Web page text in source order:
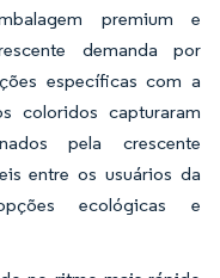
premium e
demanda por
específicas com a
coloridos capturaram
pela crescente
entre os usuários da
ecológicas e